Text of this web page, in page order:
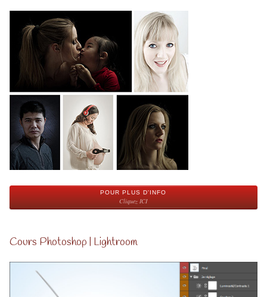
POUR PLUS D'INFO
Cliquez ICI
Cours Photoshop | Lightroom